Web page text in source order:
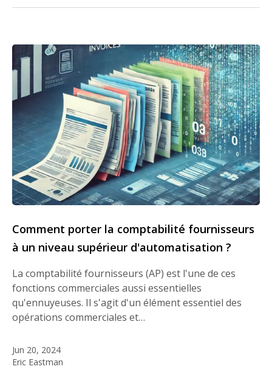
Comment porter la comptabilité fournisseurs
à un niveau supérieur d'automatisation ?
La comptabilité fournisseurs (AP) est l'une de ces
fonctions commerciales aussi essentielles
qu'ennuyeuses. Il s'agit d'un élément essentiel des
opérations commerciales et…
Jun 20, 2024
Eric Eastman